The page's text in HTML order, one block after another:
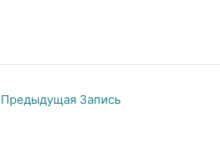
Предыдущая Запись